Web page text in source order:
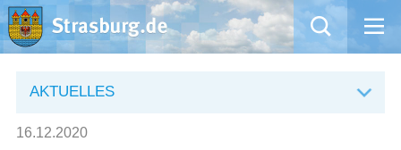
Aktuelles
AKTUELLES
16.12.2020